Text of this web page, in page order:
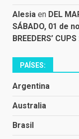
Alesia en DEL
SÁBADO, 01 de
BREEDERS’
PAÍSES:
Argentina
Australia
Brasil